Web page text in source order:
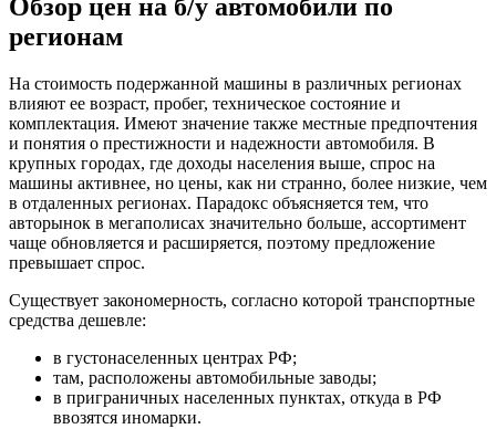
Обзор цен на б/у автомобили по
регионам
На стоимость подержанной машины в различных регионах
влияют ее возраст, пробег, техническое состояние и
комплектация. Имеют значение также местные предпочтения
и понятия о престижности и надежности автомобиля. В
крупных городах, где доходы населения выше, спрос на
машины активнее, но цены, как ни странно, более низкие, чем
в отдаленных регионах. Парадокс объясняется тем, что
авторынок в мегаполисах значительно больше, ассортимент
чаще обновляется и расширяется, поэтому предложение
превышает спрос.
Существует закономерность, согласно которой транспортные
средства дешевле:
в густонаселенных центрах РФ;
там, расположены автомобильные заводы;
в приграничных населенных пунктах, откуда в РФ
ввозятся иномарки.